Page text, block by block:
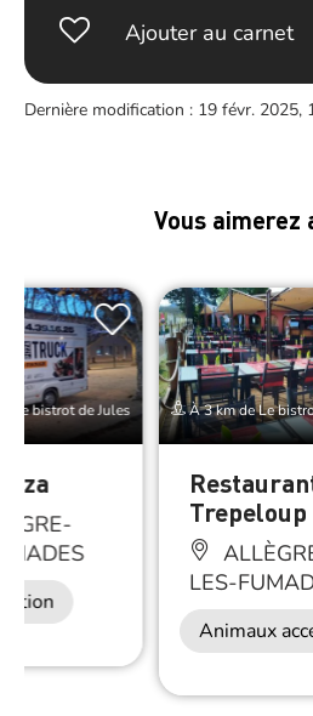
Ajouter au carnet
Dernière modification : 19 févr. 2025,
Vous aimerez
Le bistrot de Jules À 3 km de Le
Trepeloup
LES-
Animaux